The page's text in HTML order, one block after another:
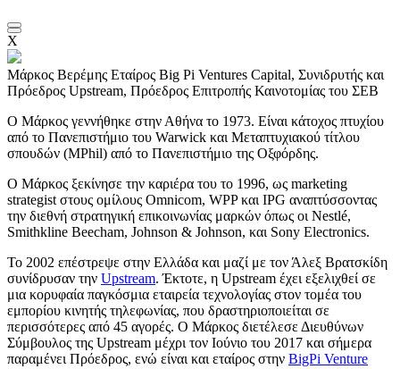
X
Μάρκος Βερέμης Εταίρος Big Pi Ventures Capital, Συνιδρυτής και
Πρόεδρος Upstream, Πρόεδρος Επιτροπής Καινοτομίας του ΣΕΒ
Ο Μάρκος γεννήθηκε στην Αθήνα το 1973. Είναι κάτοχος πτυχίου
από το Πανεπιστήμιο του Warwick και Μεταπτυχιακού τίτλου
σπουδών (MPhil) από το Πανεπιστήμιο της Οξφόρδης.
Ο Μάρκος ξεκίνησε την καριέρα του το 1996, ως marketing
strategist στους ομίλους Omnicom, WPP και IPG αναπτύσσοντας
την διεθνή στρατηγική επικοινωνίας μαρκών όπως οι Nestlé,
Smithkline Beecham, Johnson & Johnson, και Sony Electronics.
Το 2002 επέστρεψε στην Ελλάδα και μαζί με τον Άλεξ Βρατσκίδη
συνίδρυσαν την Upstream. Έκτοτε, η Upstream έχει εξελιχθεί σε
μια κορυφαία παγκόσμια εταιρεία τεχνολογίας στον τομέα του
εμπορίου κινητής τηλεφωνίας, που δραστηριοποιείται σε
περισσότερες από 45 αγορές. Ο Μάρκος διετέλεσε Διευθύνων
Σύμβουλος της Upstream μέχρι τον Ιούνιο του 2017 και σήμερα
παραμένει Πρόεδρος, ενώ είναι και εταίρος στην BigPi Venture